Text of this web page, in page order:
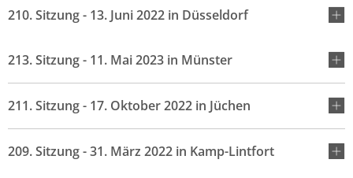
210. Sitzung - 13. Juni 2022 in Düsseldorf
213. Sitzung - 11. Mai 2023 in Münster
211. Sitzung - 17. Oktober 2022 in Jüchen
209. Sitzung - 31. März 2022 in Kamp-Lintfort